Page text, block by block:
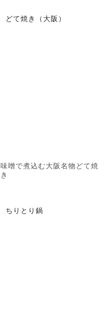
どて焼き（大阪）
味噌で煮込む大阪名物どて焼
き
ちりとり鍋